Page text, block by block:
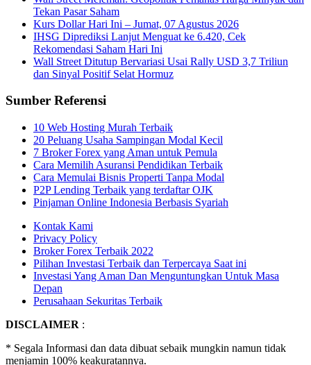
Tekan Pasar Saham
Kurs Dollar Hari Ini – Jumat, 07 Agustus 2026
IHSG Diprediksi Lanjut Menguat ke 6.420, Cek
Rekomendasi Saham Hari Ini
Wall Street Ditutup Bervariasi Usai Rally USD 3,7 Triliun
dan Sinyal Positif Selat Hormuz
Sumber Referensi
10 Web Hosting Murah Terbaik
20 Peluang Usaha Sampingan Modal Kecil
7 Broker Forex yang Aman untuk Pemula
Cara Memilih Asuransi Pendidikan Terbaik
Cara Memulai Bisnis Properti Tanpa Modal
P2P Lending Terbaik yang terdaftar OJK
Pinjaman Online Indonesia Berbasis Syariah
Kontak Kami
Privacy Policy
Broker Forex Terbaik 2022
Pilihan Investasi Terbaik dan Terpercaya Saat ini
Investasi Yang Aman Dan Menguntungkan Untuk Masa
Depan
Perusahaan Sekuritas Terbaik
DISCLAIMER :
* Segala Informasi dan data dibuat sebaik mungkin namun tidak
menjamin 100% keakuratannya.